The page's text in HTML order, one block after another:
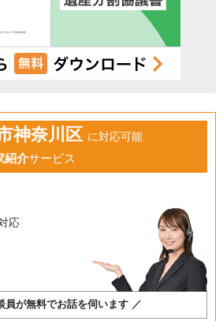
神奈川区 に対応可能
紹介サービス
応
員が無料でお話を伺います ／